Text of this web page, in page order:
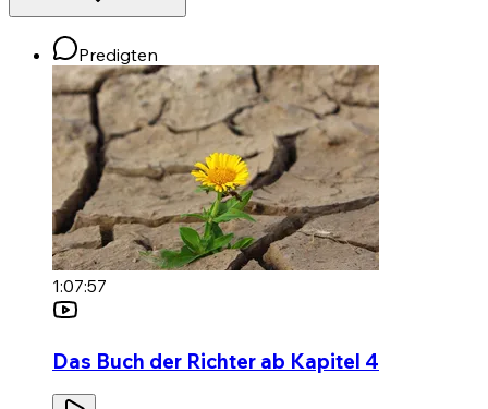
Predigten
1:07:57
Das Buch der Richter ab Kapitel 4